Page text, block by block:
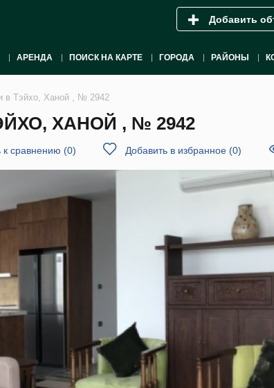
Добавить
АРЕНДА ПОИСК НА КАРТЕ ГОРОДА РАЙОНЫ
в Тэйхо, Ханой , № 2942
ХАНОЙ , № 2942
к сравнению (0) Добавить в избранное (0)